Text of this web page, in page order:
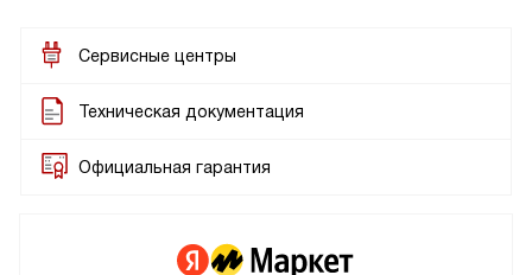
Сервисные центры
Техническая документация
Официальная гарантия